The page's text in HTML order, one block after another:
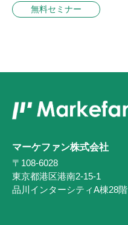
無料セミナー
マーケファン株式会社
〒108-6028
東京都港区港南2-15-1
品川インターシティA棟28階